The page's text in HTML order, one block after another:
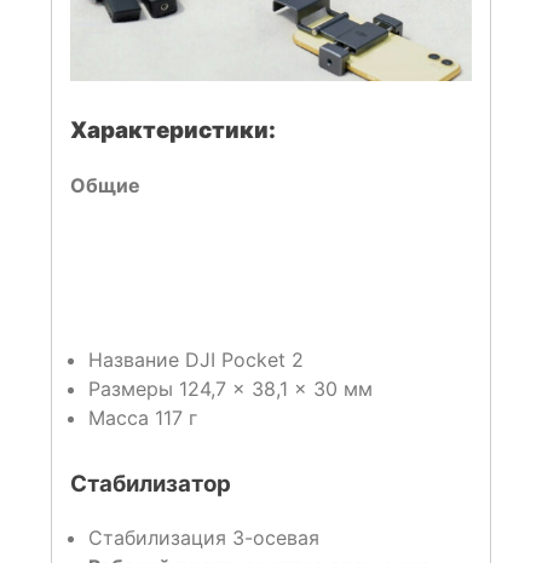
Характеристики:
Общие
Название DJI Pocket 2
Размеры 124,7 × 38,1 × 30 мм
Масса 117 г
Стабилизатор
Стабилизация 3-осевая